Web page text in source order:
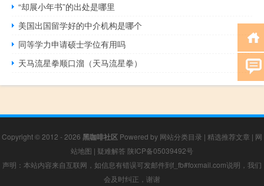
“却展小年书”的出处是哪里
美国出国留学好的中介机构是哪个
同等学力申请硕士学位有用吗
天马流星拳顺口溜（天马流星拳）
Copyright © 2012 - 2026 黑咖啡社区 Powered by 网站分类目录 | 精选推荐文章 | 网
站地图 | 疑难解答 陕ICP备05039492号
声明：本站内容来自互联网，如信息有错误可发邮件到f_fb#foxmail.com说明，我们
会及时纠正，谢谢